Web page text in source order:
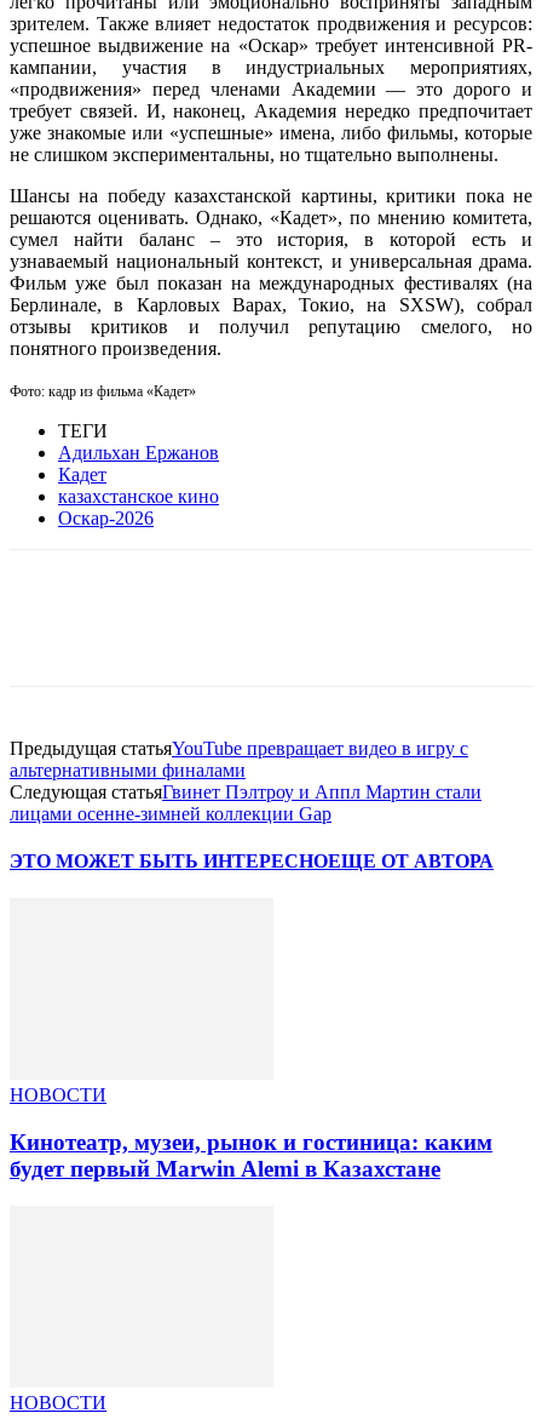
зрителем. Также влияет недостаток продвижения и ресурсов:
успешное выдвижение на «Оскар» требует интенсивной PR-
кампании, участия в индустриальных мероприятиях,
«продвижения» перед членами Академии — это дорого и
требует связей. И, наконец, Академия нередко предпочитает
уже знакомые или «успешные» имена, либо фильмы, которые
не слишком экспериментальны, но тщательно выполнены.
Шансы на победу казахстанской картины, критики пока не
решаются оценивать. Однако, «Кадет», по мнению комитета,
сумел найти баланс – это история, в которой есть и
узнаваемый национальный контекст, и универсальная драма.
Фильм уже был показан на международных фестивалях (на
Берлинале, в Карловых Варах, Токио, на SXSW), собрал
отзывы критиков и получил репутацию смелого, но
понятного произведения.
Фото: кадр из фильма «Кадет»
ТЕГИ
Адильхан Ержанов
Кадет
казахстанское кино
Оскар-2026
Предыдущая статьяYouTube превращает видео в игру с
альтернативными финалами
Следующая статьяГвинет Пэлтроу и Аппл Мартин стали
лицами осенне-зимней коллекции Gap
ЭТО МОЖЕТ БЫТЬ ИНТЕРЕСНОЕЩЕ ОТ АВТОРА
НОВОСТИ
Кинотеатр, музеи, рынок и гостиница: каким
будет первый Marwin Alemi в Казахстане
НОВОСТИ